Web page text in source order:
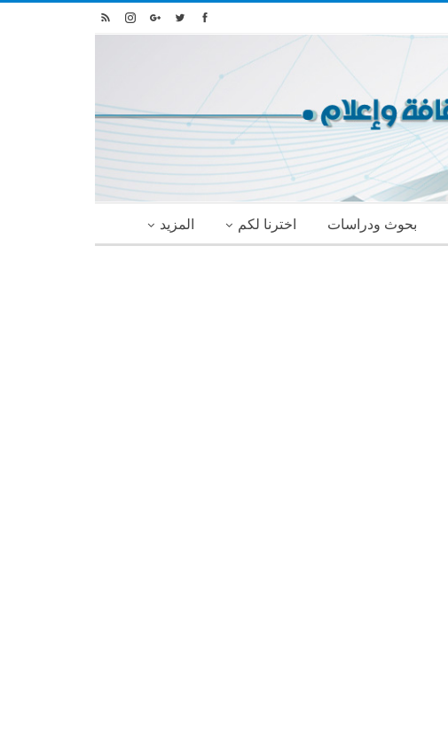
بحوث ودراسات اخترنا لكم المزيد